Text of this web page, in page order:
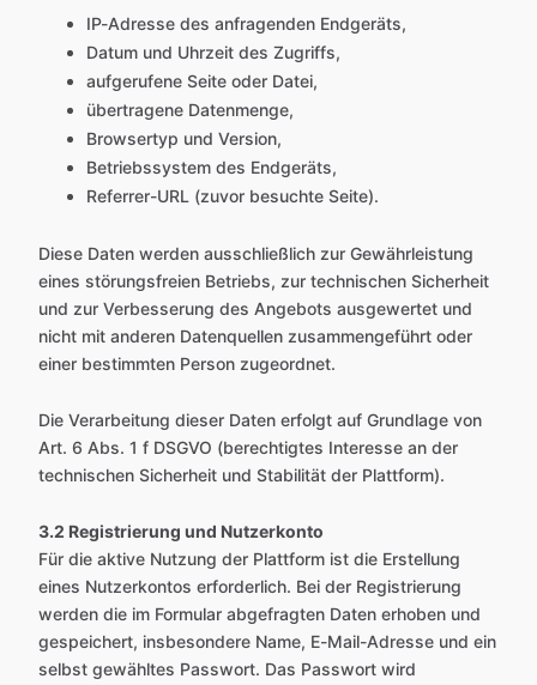
IP-Adresse des anfragenden Endgeräts,
Datum und Uhrzeit des Zugriffs,
aufgerufene Seite oder Datei,
übertragene Datenmenge,
Browsertyp und Version,
Betriebssystem des Endgeräts,
Referrer-URL (zuvor besuchte Seite).
Diese Daten werden ausschließlich zur Gewährleistung
eines störungsfreien Betriebs, zur technischen Sicherheit
und zur Verbesserung des Angebots ausgewertet und
nicht mit anderen Datenquellen zusammengeführt oder
einer bestimmten Person zugeordnet.
Die Verarbeitung dieser Daten erfolgt auf Grundlage von
Art. 6 Abs. 1 f DSGVO (berechtigtes Interesse an der
technischen Sicherheit und Stabilität der Plattform).
3.2 Registrierung und Nutzerkonto
Für die aktive Nutzung der Plattform ist die Erstellung
eines Nutzerkontos erforderlich. Bei der Registrierung
werden die im Formular abgefragten Daten erhoben und
gespeichert, insbesondere Name, E-Mail-Adresse und ein
selbst gewähltes Passwort. Das Passwort wird